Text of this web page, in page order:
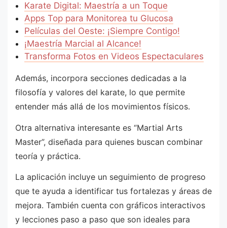
Karate Digital: Maestría a un Toque
Apps Top para Monitorea tu Glucosa
Películas del Oeste: ¡Siempre Contigo!
¡Maestría Marcial al Alcance!
Transforma Fotos en Videos Espectaculares
Además, incorpora secciones dedicadas a la
filosofía y valores del karate, lo que permite
entender más allá de los movimientos físicos.
Otra alternativa interesante es “Martial Arts
Master”, diseñada para quienes buscan combinar
teoría y práctica.
La aplicación incluye un seguimiento de progreso
que te ayuda a identificar tus fortalezas y áreas de
mejora. También cuenta con gráficos interactivos
y lecciones paso a paso que son ideales para